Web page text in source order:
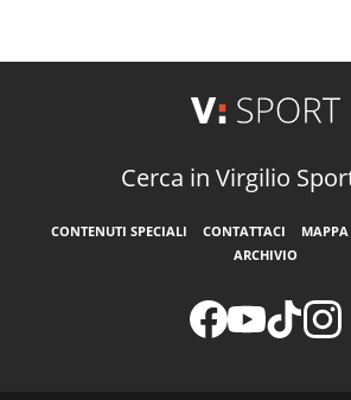
Cerca in Virgilio
CONTENUTI SPECIALI CONTATTACI MAPPA
ARCHIVIO